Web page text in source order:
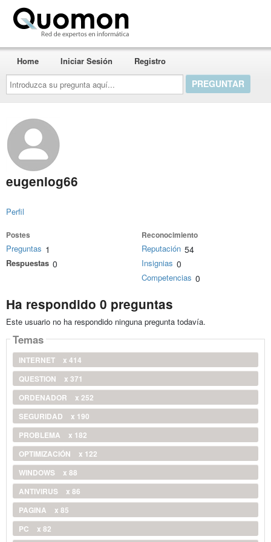
Introduzca
su
pregunta
aquí...
Home Iniciar Sesión Registro
eugeniog66
Perfil
Postes
Preguntas 1
Respuestas 0
Reconocimiento
Reputación 54
Insignias 0
Competencias 0
Ha respondido 0 preguntas
Este usuario no ha respondido ninguna pregunta todavía.
Temas
INTERNET
x 414
QUESTION
x 371
ORDENADOR
x 252
SEGURIDAD
x 190
PROBLEMA
x 182
OPTIMIZACIÓN
x 122
WINDOWS
x 88
ANTIVIRUS
x 86
PAGINA
x 85
PC
x 82